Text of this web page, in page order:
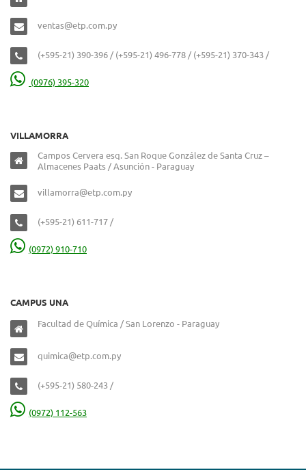
ventas@etp.com.py
(+595-21) 390-396 / (+595-21) 496-778 / (+595-21) 370-343 /
(0976) 395-320
VILLAMORRA
Campos Cervera esq. San Roque González de Santa Cruz –
Almacenes Paats / Asunción - Paraguay
villamorra@etp.com.py
(+595-21) 611-717 /
(0972) 910-710
CAMPUS UNA
Facultad de Química / San Lorenzo - Paraguay
quimica@etp.com.py
(+595-21) 580-243 /
(0972) 112-563